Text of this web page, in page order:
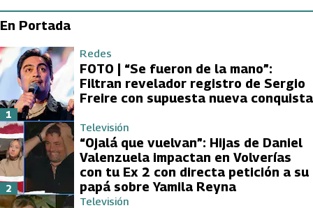
En Portada
Redes
FOTO | “Se fueron de la mano”:
Filtran revelador registro de Sergio
Freire con supuesta nueva conquista
1
Televisión
“Ojalá que vuelvan”: Hijas de Daniel
Valenzuela impactan en Volverías
con tu Ex 2 con directa petición a su
papá sobre Yamila Reyna
2
Televisión